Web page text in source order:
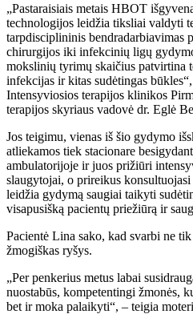
„Pastaraisiais metais HBOT
technologijos leidžia tiksliai valdyti
tarpdisciplininis bendradarbiavimas
chirurgijos iki infekcinių ligų
mokslinių tyrimų skaičius patvirtina
infekcijas ir kitas sudėtingas
Intensyviosios terapijos klinikos
terapijos skyriaus vadovė dr. Eglė
Jos teigimu, vienas iš šio gydymo
atliekamos tiek stacionare
ambulatorijoje ir juos prižiūri
slaugytojai, o prireikus
leidžia gydymą saugiai taikyti
visapusišką pacientų priežiūrą ir
Pacientė Lina sako, kad svarbi ne
žmogiškas ryšys.
„Per penkerius metus labai
nuostabūs, kompetentingi žmonės,
bet ir moka palaikyti“, – teigia